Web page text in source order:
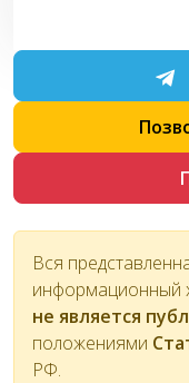
Вся
информационный
не является
положениями
РФ.